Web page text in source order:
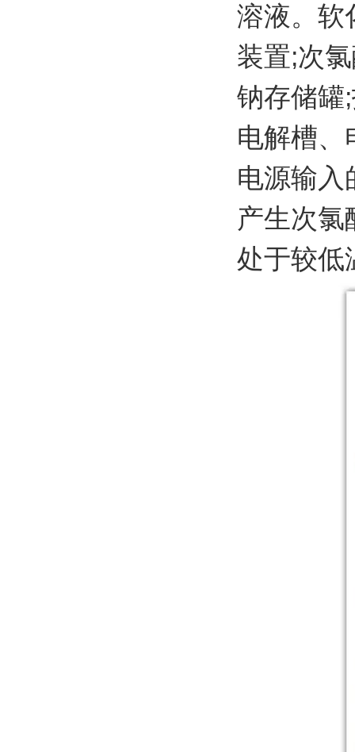
溶液。软
装置;次
钠存储罐
电解槽、
电源输入
产生次氯
处于较低